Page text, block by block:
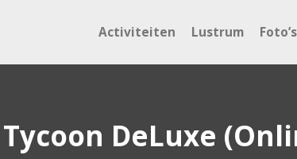
Activiteiten Lustrum Foto’s
DeLuxe